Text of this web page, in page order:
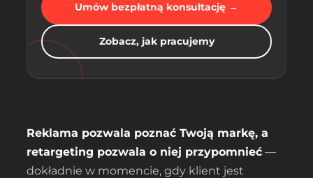
Umów bezpłatną konsultację →
Zobacz, jak pracujemy
Reklama pozwala poznać Twoją markę, a
retargeting pozwala o niej przypomnieć —
dokładnie w momencie, gdy klient jest